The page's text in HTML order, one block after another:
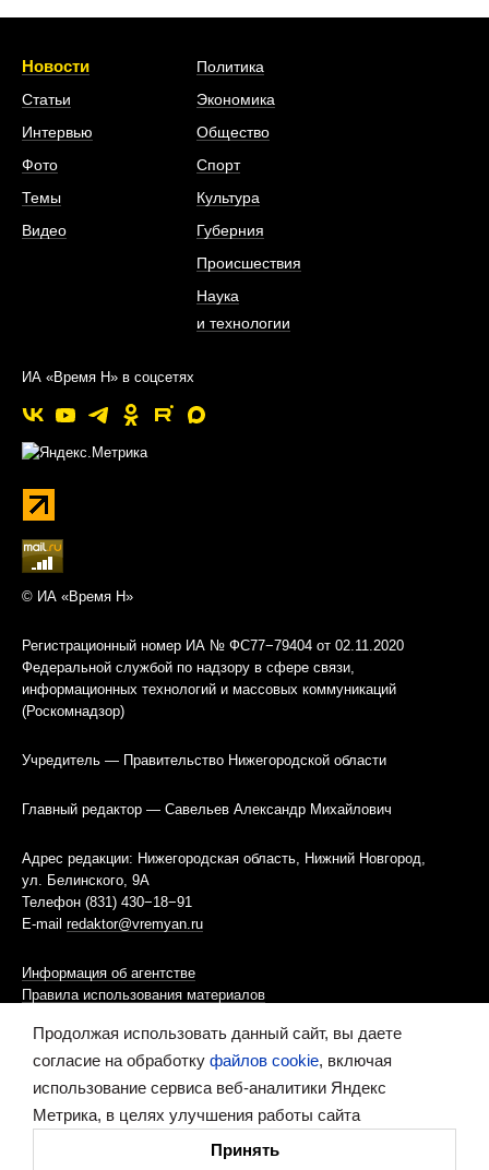
Новости
Статьи
Интервью
Фото
Темы
Видео
Политика
Экономика
Общество
Спорт
Культура
Губерния
Происшествия
Наука
и технологии
ИА «Время Н» в соцсетях
© ИА «Время Н»
Регистрационный номер ИА № ФС77−79404 от 02.11.2020
Федеральной службой по надзору в сфере связи,
информационных технологий и массовых коммуникаций
(Роскомнадзор)
Учредитель — Правительство Нижегородской области
Главный редактор — Савельев Александр Михайлович
Адрес редакции: Нижегородская область, Нижний Новгород,
ул. Белинского, 9А
Телефон (831) 430−18−91
E-mail redaktor@vremyan.ru
Информация об агентстве
Правила использования материалов
Информационная политика использования «cookies»-файлов
Ресурс содержит материалы 16+
Продолжая использовать данный сайт, вы даете
согласие на обработку файлов cookie, включая
использование сервиса веб-аналитики Яндекс
Метрика, в целях улучшения работы сайта
Принять